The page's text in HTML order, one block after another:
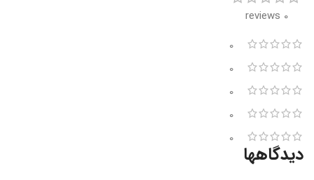
0 reviews
0
0
0
0
0
دیدگاهها